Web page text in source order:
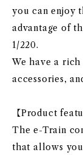
you can enjoy
advantage of
1/220.
We have a
accessories,
【Product
The e-Train
that allows